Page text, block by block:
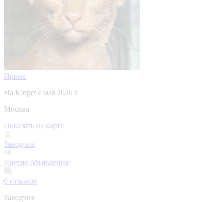
Ирина
На Kinpet c мая 2026 г.
Москва
Показать на карте
Заводчик
Другие объявления
0 отзывов
Заводчик